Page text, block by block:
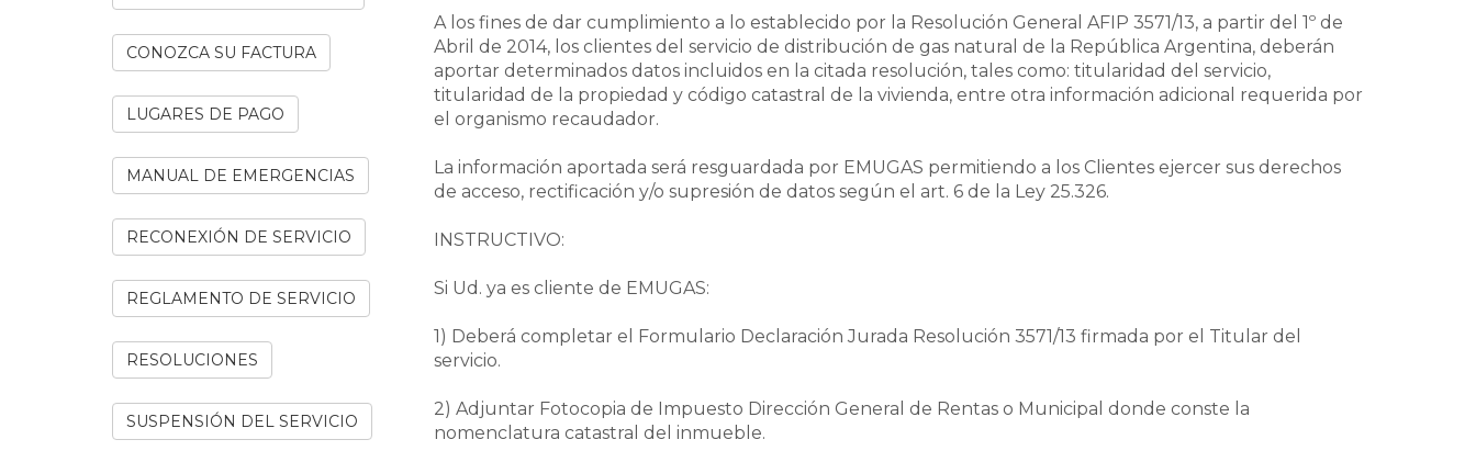
CONOZCA SU FACTURA
LUGARES DE PAGO
MANUAL DE EMERGENCIAS
RECONEXIÓN DE SERVICIO
REGLAMENTO DE SERVICIO
RESOLUCIONES
SUSPENSIÓN DEL SERVICIO
A los fines de dar cumplimiento a lo establecido por la Resolución General AFIP 3571/13, a partir del 1º de
Abril de 2014, los clientes del servicio de distribución de gas natural de la República Argentina, deberán
aportar determinados datos incluidos en la citada resolución, tales como: titularidad del servicio,
titularidad de la propiedad y código catastral de la vivienda, entre otra información adicional requerida por
el organismo recaudador.
La información aportada será resguardada por EMUGAS permitiendo a los Clientes ejercer sus derechos
de acceso, rectificación y/o supresión de datos según el art. 6 de la Ley 25.326.
INSTRUCTIVO:
Si Ud. ya es cliente de EMUGAS:
1) Deberá completar el Formulario Declaración Jurada Resolución 3571/13 firmada por el Titular del
servicio.
2) Adjuntar Fotocopia de Impuesto Dirección General de Rentas o Municipal donde conste la
nomenclatura catastral del inmueble.